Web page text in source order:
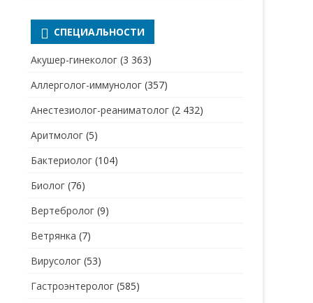
РЕВМАТОЛОГ
РЕНТГЕНОЛОГ
СТОМАТОЛОГ
СТОМАТОЛОГ-ОРТОДОНТ
ЭНДОКРИНОЛОГ
СПЕЦИАЛЬНОСТИ
Акушер-гинеколог (3 363)
Аллерголог-иммунолог (357)
Анестезиолог-реаниматолог (2 432)
Аритмолог (5)
Бактериолог (104)
Биолог (76)
Вертебролог (9)
Ветрянка (7)
Вирусолог (53)
Гастроэнтеролог (585)